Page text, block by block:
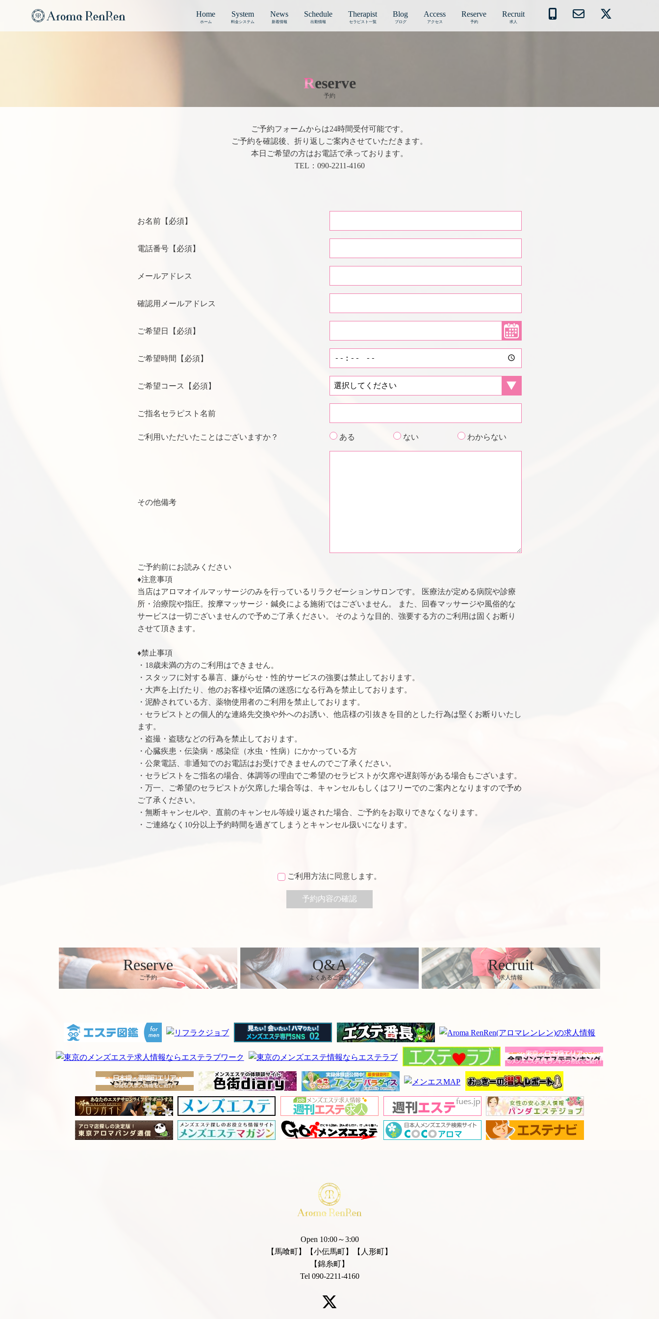
Home
ホーム
System
料金システム
News
新着情報
Schedule
出勤情報
Therapist
セラピスト一覧
Blog
ブログ
Access
アクセス
Reserve
予約
Recruit
求人
Reserve
予約
ご予約フォームからは24時間受付可能です。
ご予約を確認後、折り返しご案内させていただきます。
本日ご希望の方はお電話で承っております。
TEL：090-2211-4160
お名前 【必須】
電話番号 【必須】
メールアドレス
確認用メールアドレス
ご希望日 【必須】
ご希望時間 【必須】
ご希望コース 【必須】
ご指名セラピスト名前
ご利用いただいたことはございますか？ ある ない わからない
その他備考
ご予約前にお読みください
♦注意事項
当店はアロマオイルマッサージのみを行っているリラクゼーションサロンです。 医療法が定める病院や診療
所・治療院や指圧。按摩マッサージ・鍼灸による施術ではございません。 また、回春マッサージや風俗的な
サービスは一切ございませんので予めご了承ください。 そのような目的、強要する方のご利用は固くお断り
させて頂きます。
♦禁止事項
・18歳未満の方のご利用はできません。
・スタッフに対する暴言、嫌がらせ・性的サービスの強要は禁止しております。
・大声を上げたり、他のお客様や近隣の迷惑になる行為を禁止しております。
・泥酔されている方、薬物使用者のご利用を禁止しております。
・セラピストとの個人的な連絡先交換や外へのお誘い、他店様の引抜きを目的とした行為は堅くお断りいたし
ます。
・盗撮・盗聴などの行為を禁止しております。
・心臓疾患・伝染病・感染症（水虫・性病）にかかっている方
・公衆電話、非通知でのお電話はお受けできませんのでご了承ください。
・セラピストをご指名の場合、体調等の理由でご希望のセラピストが欠席や遅刻等がある場合もございます。
・万一、ご希望のセラピストが欠席した場合等は、キャンセルもしくはフリーでのご案内となりますので予め
ご了承ください。
・無断キャンセルや、直前のキャンセル等繰り返された場合、ご予約をお取りできなくなります。
・ご連絡なく10分以上予約時間を過ぎてしまうとキャンセル扱いになります。
ご利用方法に同意します。
Reserve
ご予約
Q&A
よくあるご質問
Recruit
求人情報
Open 10:00～3:00
【馬喰町】【小伝馬町】【人形町】
【錦糸町】
Tel 090-2211-4160